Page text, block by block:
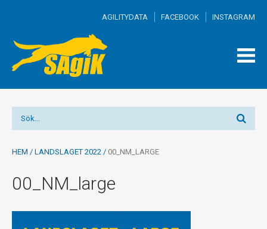
AGILITYDATA FACEBOOK INSTAGRAM
HEM / LANDSLAGET 2022 / 00_NM_LARGE
00_NM_large